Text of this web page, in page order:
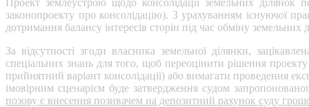
законопроекту про консолідацію). З урахуванням існуючої
дотримання балансу інтересів сторін під час обміну земельних
За відсутності згоди власника земельної ділянки,
спеціальних знань для того, щоб переоцінити рішення
прийнятний варіант консолідації) або вимагати проведення
імовірним сценарієм буде затвердження судом
позову є внесення позивачем на депозитний рахунок суду